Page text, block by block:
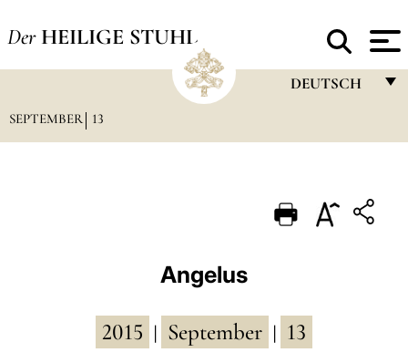
Der HEILIGE STUHL
DEUTSCH
PORTUGUÊS
POLSKI
SEPTEMBER 13
Angelus
2015 September 13